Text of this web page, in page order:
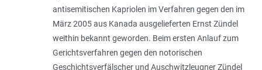
antisemitischen Kapriolen im Verfahren gegen den im
März 2005 aus Kanada ausgelieferten Ernst Zündel
weithin bekannt geworden. Beim ersten Anlauf zum
Gerichtsverfahren gegen den notorischen
Geschichtsverfälscher und Auschwitzleugner Zündel